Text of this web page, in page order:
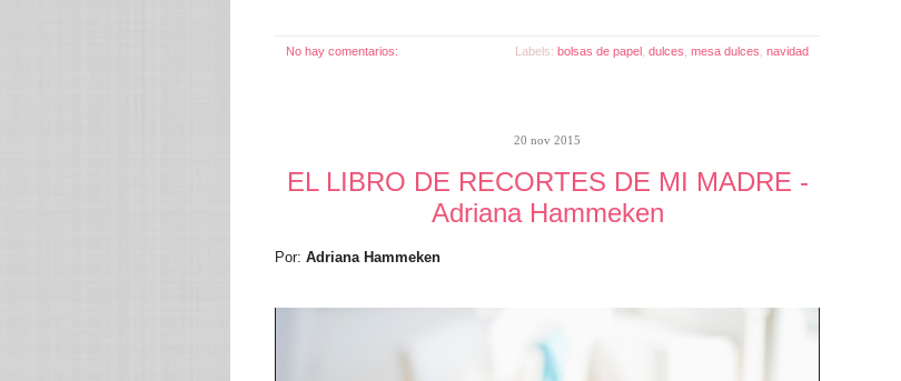
No hay comentarios: Labels: bolsas de papel dulces mesa dulces navidad
20 nov 2015
EL LIBRO DE RECORTES DE MI MADRE -
Adriana Hammeken
Por: Adriana Hammeken